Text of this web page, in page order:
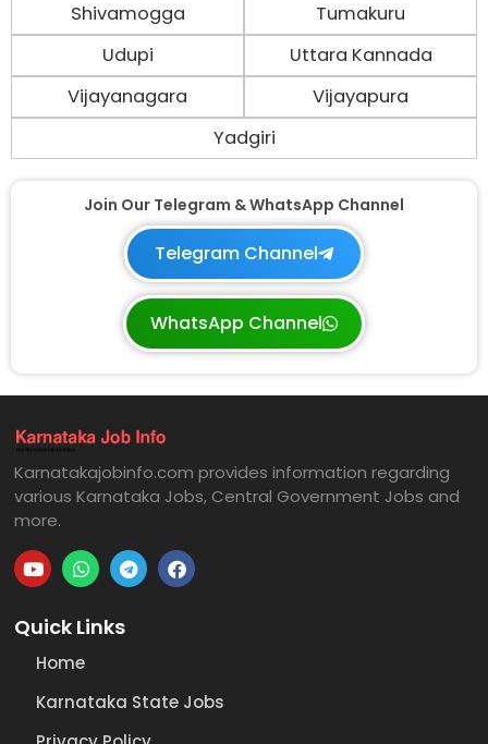
Shivamogga
Tumakuru
Udupi
Uttara Kannada
Vijayanagara
Vijayapura
Yadgiri
Join Our Telegram & WhatsApp Channel
Telegram Channel
WhatsApp Channel
Karnatakajobinfo.com provides information regarding
various Karnataka Jobs, Central Government Jobs and
more.
Quick Links
Home
Karnataka State Jobs